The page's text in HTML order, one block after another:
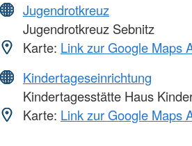
Jugendrotkreuz
Jugendrotkreuz Sebnitz
Karte: Link zur Google Maps
Kindertageseinrichtung
Kindertagesstätte Haus
Karte: Link zur Google Maps